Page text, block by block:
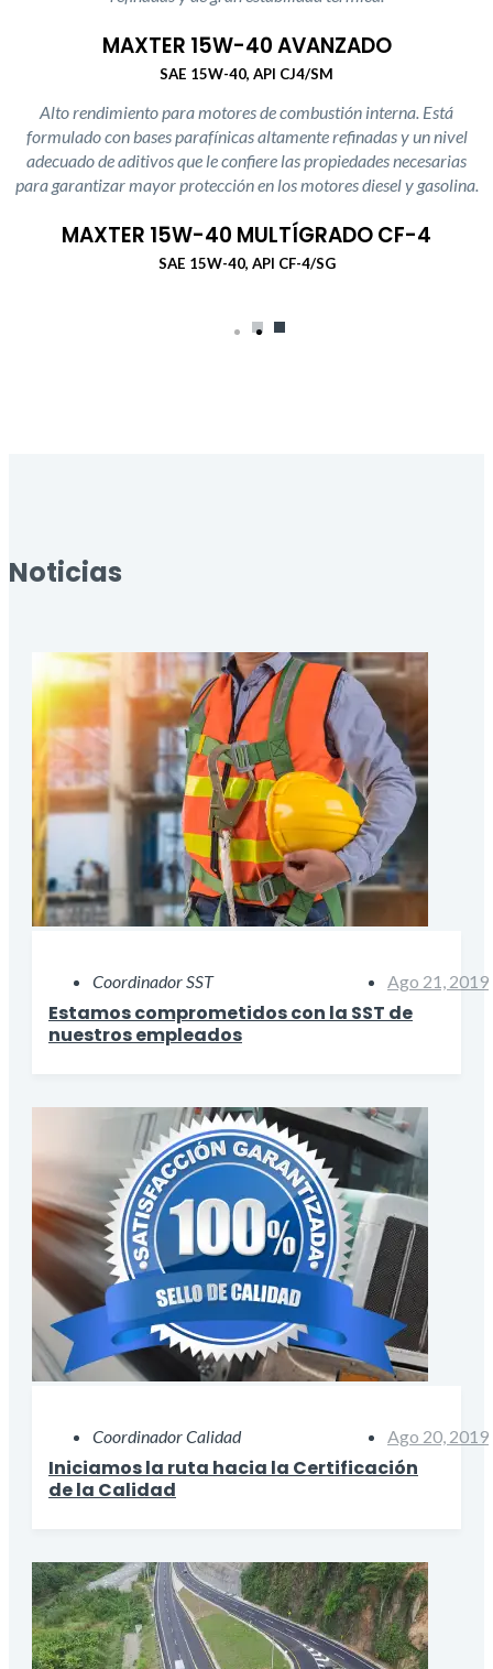
MAXTER 15W-40 AVANZADO
SAE 15W-40, API CJ4/SM
Alto rendimiento para motores de combustión interna. Está
formulado con bases parafínicas altamente refinadas y un nivel
adecuado de aditivos que le confiere las propiedades necesarias
para garantizar mayor protección en los motores diesel y gasolina.
MAXTER 15W-40 MULTÍGRADO CF-4
SAE 15W-40, API CF-4/SG
Noticias
Coordinador SST Ago 21, 2019
Estamos comprometidos con la SST de
nuestros empleados
Coordinador Calidad Ago 20, 2019
Iniciamos la ruta hacia la Certificación
de la Calidad